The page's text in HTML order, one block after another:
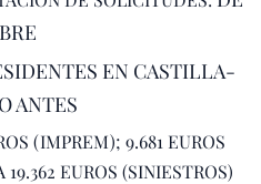
EN CASTILLA-
ANTES
(IMPREM); 9.681 EUROS
EUROS (SINIESTROS)